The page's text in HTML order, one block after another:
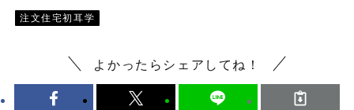
注文住宅初耳学
よかったらシェアしてね！